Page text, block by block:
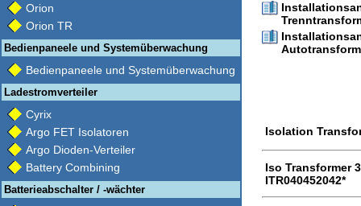
Orion
Orion TR
Bedienpaneele und Systemüberwachung
Bedienpaneele und Systemüberwachung
Ladestromverteiler
Cyrix
Argo FET Isolatoren
Argo Dioden-Verteiler
Battery Combining
Batterieabschalter / -wächter
Isolation
Iso Transformer
ITR040452042*